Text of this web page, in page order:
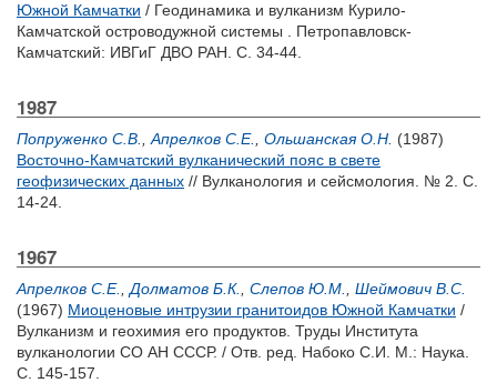
Южной Камчатки / Геодинамика и вулканизм Курило-
Камчатской островодужной системы . Петропавловск-
Камчатский: ИВГиГ ДВО РАН. С. 34-44.
1987
Попруженко С.В. Апрелков С.Е. Ольшанская О.Н. (1987)
Восточно-Камчатский вулканический пояс в свете
геофизических данных // Вулканология и сейсмология. № 2. С.
14-24.
1967
Апрелков С.Е. Долматов Б.К. Слепов Ю.М.
Шеймович В.С.
(1967) Миоценовые интрузии гранитоидов Южной Камчатки /
Вулканизм и геохимия его продуктов. Труды Института
вулканологии СО АН СССР. / Отв. ред. Набоко С.И.
М.: Наука.
С. 145-157.